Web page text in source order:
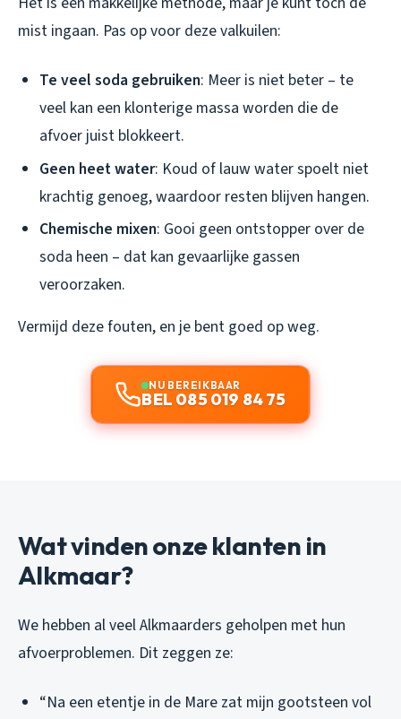
mist ingaan. Pas op voor deze valkuilen:
Te veel soda gebruiken: Meer is niet beter – te
veel kan een klonterige massa worden die de
afvoer juist blokkeert.
Geen heet water: Koud of lauw water spoelt niet
krachtig genoeg, waardoor resten blijven hangen.
Chemische mixen: Gooi geen ontstopper over de
soda heen – dat kan gevaarlijke gassen
veroorzaken.
Vermijd deze fouten, en je bent goed op weg.
NU BEREIKBAAR
BEL 085 019 84 75
Wat vinden onze klanten in
Alkmaar?
We hebben al veel Alkmaarders geholpen met hun
afvoerproblemen. Dit zeggen ze:
“Na een etentje in de Mare zat mijn gootsteen vol